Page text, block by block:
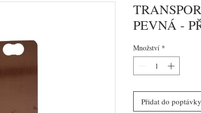
PEVNÁ -
Množství *
Přidat do poptávky